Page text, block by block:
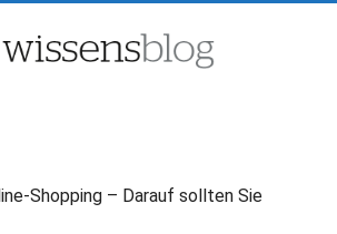
Shopping – Darauf sollten Sie